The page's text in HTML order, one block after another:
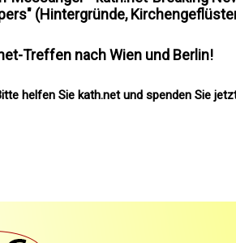
(Hintergründe,
Treffen nach Wien und Berlin!
helfen Sie kath.net und spenden Sie